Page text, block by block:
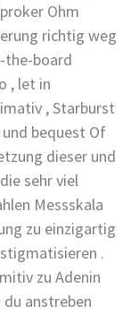
Ohm
richtig weg
the-board
, let in
, Starburst
und bequest Of
dieser und
sehr viel
Messskala
zu einzigartig
.
zu Adenin
du anstreben